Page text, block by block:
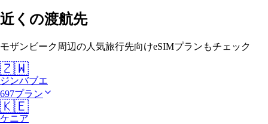
近くの渡航先
モザンビーク周辺の人気旅行先向けeSIMプランもチェック
🇿🇼
ジンバブエ
697プラン
🇰🇪
ケニア